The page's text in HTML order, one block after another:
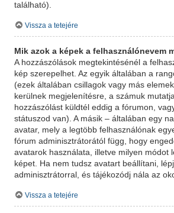
található).
Vissza a tetejére
Mik azok a képek a felhasználónevem
A hozzászólások megtekintésénél a
kép szerepelhet. Az egyik általában a
(ezek általában csillagok vagy más
kerülnek megjelenítésre, a számuk
hozzászólást küldtél eddig a fórumon,
státuszod van). A másik – általában egy
avatar, mely a legtöbb felhasználónak
fórum adminisztrátorától függ, hogy
avatarok használata, illetve milyen módot
képet. Ha nem tudsz avatart beállítani,
adminisztrátorral, és tájékozódj nála az
Vissza a tetejére